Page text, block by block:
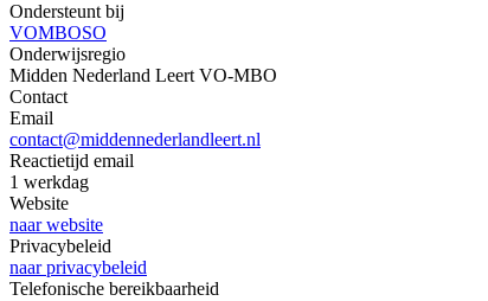
Ondersteunt bij
VOMBOSO
Onderwijsregio
Midden Nederland Leert VO-MBO
Contact
Email
contact@middennederlandleert.nl
Reactietijd email
1 werkdag
Website
naar website
Privacybeleid
naar privacybeleid
Telefonische bereikbaarheid